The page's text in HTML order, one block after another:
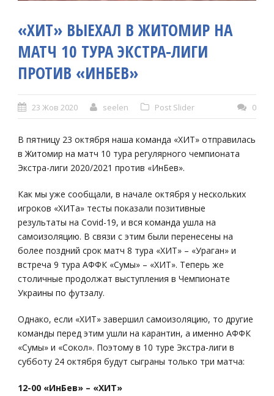
«ХИТ» ВЫЕХАЛ В ЖИТОМИР НА
МАТЧ 10 ТУРА ЭКСТРА-ЛИГИ
ПРОТИВ «ИНБЕВ»
23 Жов 2020 seelen Post Slider 0
В пятницу 23 октября наша команда «ХИТ» отправилась
в Житомир на матч 10 тура регулярного чемпионата
Экстра-лиги 2020/2021 против «ИнБев».
Как мы уже сообщали, в начале октября у нескольких
игроков «ХИТа» тесты показали позитивные
результаты на Covid-19, и вся команда ушла на
самоизоляцию. В связи с этим были перенесены на
более поздний срок матч 8 тура «ХИТ» – «Ураган» и
встреча 9 тура АФФК «Сумы» – «ХИТ». Теперь же
столичные продолжат выступления в Чемпионате
Украины по футзалу.
Однако, если «ХИТ» завершил самоизоляцию, то другие
команды перед этим ушли на карантин, а именно АФФК
«Сумы» и «Сокол». Поэтому в 10 туре Экстра-лиги в
субботу 24 октября будут сыграны только три матча:
12-00 «ИнБев» – «ХИТ»